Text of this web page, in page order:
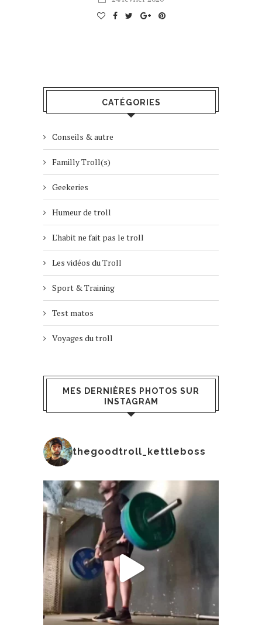
CATÉGORIES
Conseils & autre
Familly Troll(s)
Geekeries
Humeur de troll
L'habit ne fait pas le troll
Les vidéos du Troll
Sport & Training
Test matos
Voyages du troll
MES DERNIÈRES PHOTOS SUR
INSTAGRAM
thegoodtroll_kettleboss